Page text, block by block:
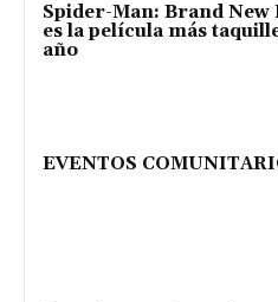
Spider-Man: Brand New
es la película más
año
EVENTOS